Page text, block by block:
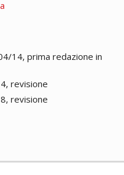
14, prima redazione in
revisione
revisione